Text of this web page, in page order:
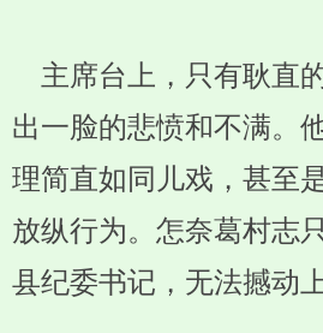
主席台上，只有耿直
出一脸的悲愤和不满。
理简直如同儿戏，甚至
放纵行为。怎奈葛村志
县纪委书记，无法撼动